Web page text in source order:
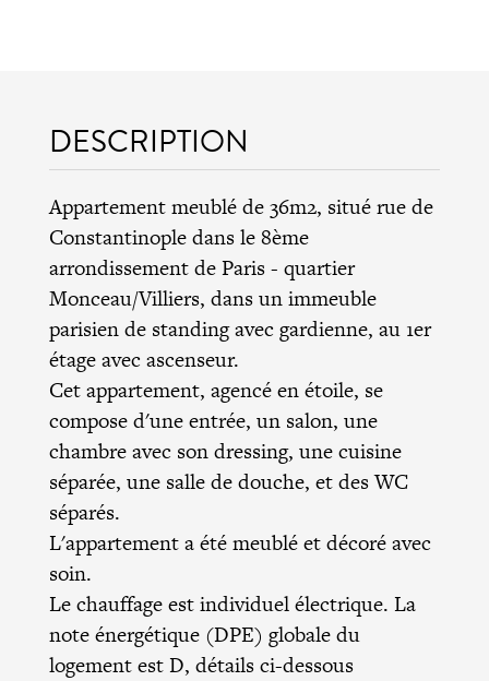
DESCRIPTION
Appartement meublé de 36m2, situé rue de
Constantinople dans le 8ème
arrondissement de Paris - quartier
Monceau/Villiers, dans un immeuble
parisien de standing avec gardienne, au 1er
étage avec ascenseur.
Cet appartement, agencé en étoile, se
compose d'une entrée, un salon, une
chambre avec son dressing, une cuisine
séparée, une salle de douche, et des WC
séparés.
L'appartement a été meublé et décoré avec
soin.
Le chauffage est individuel électrique. La
note énergétique (DPE) globale du
logement est D, détails ci-dessous